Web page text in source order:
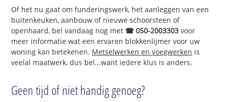
Of het nu gaat om funderingswerk, het aanleggen van een
buitenkeuken, aanbouw of nieuwe schoorsteen of
openhaard, bel vandaag nog met ☎ 050-2003303 voor
meer informatie wat een ervaren blokkenlijmer voor uw
woning kan betekenen. Metselwerken en voegwerken is
veelal maatwerk, dus bel...want iedere klus is anders.
Geen tijd of niet handig genoeg?